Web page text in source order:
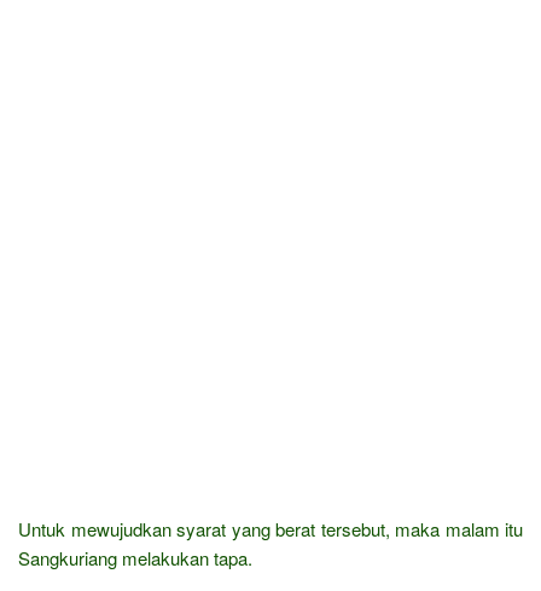
Untuk mewujudkan syarat yang berat tersebut, maka malam itu
Sangkuriang melakukan tapa.